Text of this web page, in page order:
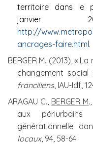
territoire dans le
janvier
http://
ancrages-faire.html.
BERGER M. (2013), «
changement social
franciliens, IAU-Idf,
ARAGAU C., BERGER M
aux
générationnelle
locaux, 94, 58-64.